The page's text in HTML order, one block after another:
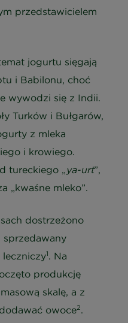
przedstawicielem
jogurtu sięgają
i Babilonu, choć
wywodzi się z Indii.
Turków i Bułgarów,
z mleka
i krowiego.
tureckiego „ya-urt”,
„kwaśne mleko”.
dostrzeżono
sprzedawany
1. Na
produkcję
skalę, a z
owoce2.